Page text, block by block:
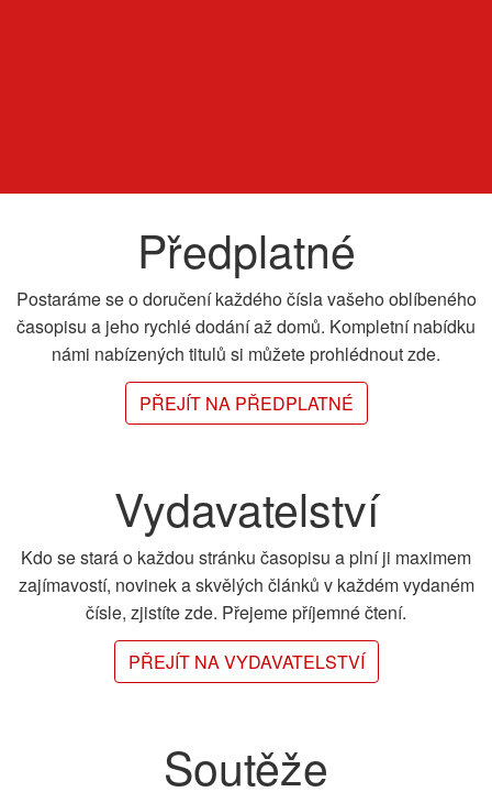
Předplatné
Postaráme se o doručení každého čísla vašeho oblíbeného
časopisu a jeho rychlé dodání až domů. Kompletní nabídku
námi nabízených titulů si můžete prohlédnout zde.
PŘEJÍT NA PŘEDPLATNÉ
Vydavatelství
Kdo se stará o každou stránku časopisu a plní ji maximem
zajímavostí, novinek a skvělých článků v každém vydaném
čísle, zjistíte zde. Přejeme příjemné čtení.
PŘEJÍT NA VYDAVATELSTVÍ
Soutěže